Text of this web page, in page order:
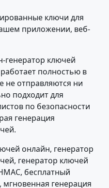
ключи для
приложении, веб-
генератор ключей
полностью в
не отправляются ни
подходит для
по безопасности
генерация
онлайн, генератор
генератор ключей
бесплатный
генерация